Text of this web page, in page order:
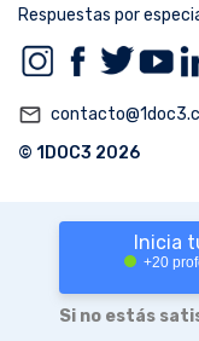
Inicia
+20
Si no estás
Respuestas por
mail_outline
© 1DOC3 2026